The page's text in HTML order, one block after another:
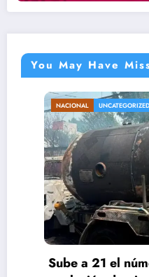
You May Have
NACIONAL UNCATEGORIZED
Sube a 21 el